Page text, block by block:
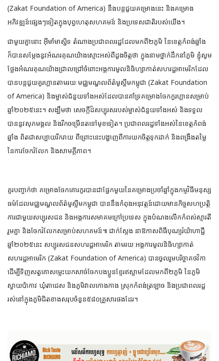
(Zakat Foundation of America) នឹងបន្តជួយគម្រោងនេះ និងគម្រោង
អភិវឌ្ឍន៍ផ្សេងៗទៀតក្នុងបុព្វហេតុសហគមន៍ និងប្រទេសជាតិរបស់យើង។
ជាមួយគ្នានោះ អ៊ីមាំមាស្ជិទ តំណាងប្រជាពលរដ្ឋដែលមកពី២ភូមិ នៃខេត្តកំពង់ឆ្នាំង
ក៏បានសម្តែងនូវអំណរគុណយ៉ាងស្មោះអស់ពីដួងចិត្តថា ក្នុងនាមថ្នាក់ដឹកនាំភូមិ ខ្ញុំសូម
ថ្លែងអំណរគុណយ៉ាងជ្រាលជ្រៅចំពោះអង្គការមូលនិធិហ្សាកាត់សហរដ្ឋអាមេរិកដែល
បានបន្តជួយគួរហ្ពានតាមរយៈមជ្ឈមណ្ឌលព័ត៌មូស្លីមកម្ពុជា (Zakat Foundation
of America) និងម្ចាស់ជំនួយទាំងអស់ដែលបានគាំទ្រគម្រោងចែកកួរហ្ពានសម្រាប់
ឆ្នាំ២០២៥នេះ។ សង្ឃឹមថា សេចក្តីដ៏សប្បុរសរបស់ម្ចាស់ជំនួយទាំងអស់ និងទទួល
បាននូវសុភមង្គល និងរីកចម្រើនតទៅមុខទៀត។ ប្រជាពលរដ្ឋទាំងអស់នៃខេត្តកំពង់
ឆ្នាំង ពិតជាសប្បាយរីករាយ ពីព្រោះនេះបង្ហាញពីការយកចិត្តទុកដាក់ និងពង្រឹងតម្លៃ
នៃការចែករំលែក និងសាមគ្គីភាព។
គួរបញ្ចាក់ថា គម្រោងចែកគោរកូរបានជាផ្នែកមួយនៃគម្រោងប្រចាំឆ្នាំក្នុងកម្មវិធីមនុស្ស
ធម៌ដែលមជ្ឈមណ្ឌលព័ត៌មូស្លីមកម្ពុជា បាននឹងកំពុងអនុវត្តន៍ដោយមានកិច្ចសហប្រត្តិ
ការជាមួយសប្បុរសជន និងអង្គការសមាគមក្រៅប្រទេស ក្នុងបំណងលើកកំពស់ស្មារតី
រួមគ្នា និងចែករំលែកសម្រាប់សហគមន៍៕ ជាក់ស្តែង នាឱកាសពិធីបុណ្យរ៉យ៉ាហាជ្ជី
ឆ្នាំ២០២៥នេះ សប្បុរសជនសហរដ្ឋអាមេរិក តាមរយៈអង្គការមូលនិធិហ្សាកាត់
សហរដ្ឋអាមេរិក (Zakat Foundation of America) បានចូលរួមបរិច្ចាគថវិកា
ដើម្បីទិញសត្វគោសម្លេះយកសាច់ចែកបងប្អូនខ្មែរឥស្លាមដែលមកពី២ភូមិ នៃភូមិ
ស្វាយប៉ាកាវ ឃុំតាជេស និងភូមិវាលកោងកាង ស្រុកកំពង់ត្រឡាច និងប្រជាពលរដ្ឋ
រស់នៅក្នុងភូមិជិតខាងសរុបចំនួន៥៨០គ្រួសារផងដែរ។